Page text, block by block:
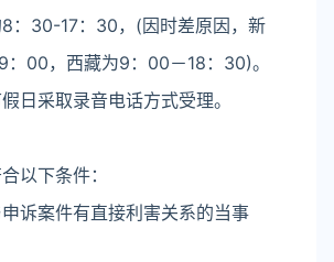
：30-17：30，(因时差原因，新
：00，西藏为9：00－18：30)。
日采取录音电话方式受理。
以下条件：
诉案件有直接利害关系的当事